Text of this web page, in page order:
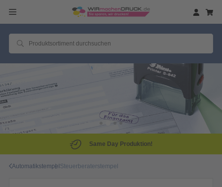
Same Day Produktion!
AutomatikstempelSteuerberaterstempel